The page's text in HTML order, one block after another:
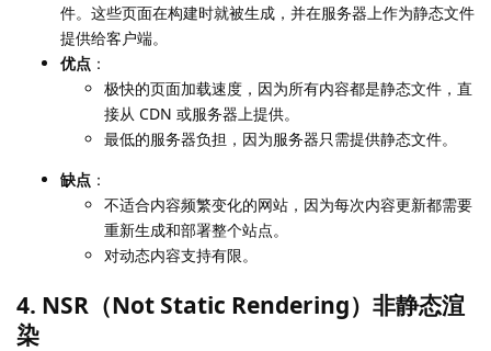
件。这些页面在构建时就被生成，并在服务器上作为静态文件
提供给客户端。
优点 ：
极快的页面加载速度，因为所有内容都是静态文件，直
接从 CDN 或服务器上提供。
最低的服务器负担，因为服务器只需提供静态文件。
缺点 ：
不适合内容频繁变化的网站，因为每次内容更新都需要
重新生成和部署整个站点。
对动态内容支持有限。
4. NSR（Not Static Rendering）非静态渲
染